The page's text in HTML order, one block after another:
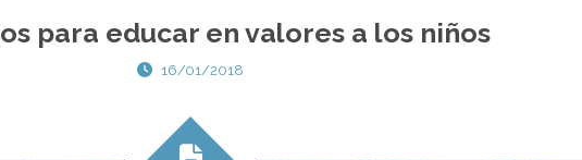
para educar en valores a los niños
16/01/2018